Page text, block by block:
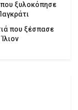
ξυλοκόπησε
που ξέσπασε